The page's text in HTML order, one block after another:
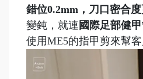
錯位0.2mm，刀口密合
變鈍，就連 國際足部健
使用ME5的指甲剪來幫